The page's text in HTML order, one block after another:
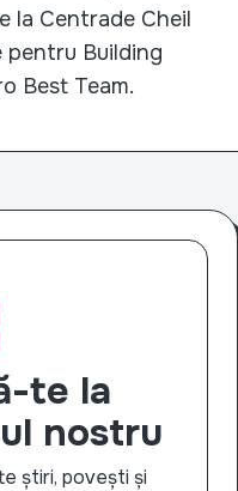
la Centrade Cheil
pentru Building
Best Team.
te la
nostru
știri, povești și